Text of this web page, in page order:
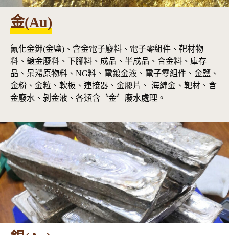
金(Au)
氰化金鉀(金鹽)、含金電子廢料、電子零組件、靶材物
料、鍍金廢料、下腳料、成品、半成品、合金料、庫存
品、呆滯原物料、NG料、電鍍金液、電子零組件、金鹽、
金粉、金粒、軟板、連接器、金膠片、 海綿金、靶材、含
金廢水、剝金液、各類含〝金〞廢水處理。